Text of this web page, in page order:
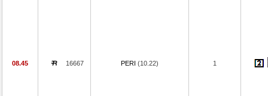
08.45 16667 PERI (10.22) 1